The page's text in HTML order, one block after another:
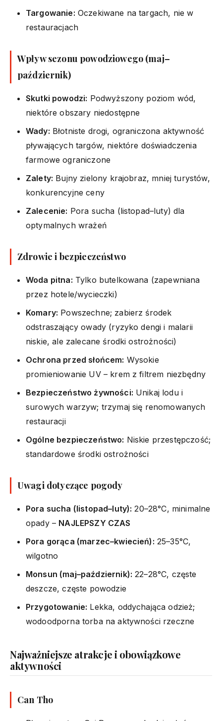
Targowanie: Oczekiwane na targach, nie w
restauracjach
Wpływ sezonu powodziowego (maj–
październik)
Skutki powodzi: Podwyższony poziom wód,
niektóre obszary niedostępne
Wady: Błotniste drogi, ograniczona aktywność
pływających targów, niektóre doświadczenia
farmowe ograniczone
Zalety: Bujny zielony krajobraz, mniej turystów,
konkurencyjne ceny
Zalecenie: Pora sucha (listopad–luty) dla
optymalnych wrażeń
Zdrowie i bezpieczeństwo
Woda pitna: Tylko butelkowana (zapewniana
przez hotele/wycieczki)
Komary: Powszechne; zabierz środek
odstraszający owady (ryzyko dengi i malarii
niskie, ale zalecane środki ostrożności)
Ochrona przed słońcem: Wysokie
promieniowanie UV – krem z filtrem niezbędny
Bezpieczeństwo żywności: Unikaj lodu i
surowych warzyw; trzymaj się renomowanych
restauracji
Ogólne bezpieczeństwo: Niskie przestępczość;
standardowe środki ostrożności
Uwagi dotyczące pogody
Pora sucha (listopad–luty): 20–28°C, minimalne
opady – NAJLEPSZY CZAS
Pora gorąca (marzec–kwiecień): 25–35°C,
wilgotno
Monsun (maj–październik): 22–28°C, częste
deszcze, częste powodzie
Przygotowanie: Lekka, oddychająca odzież;
wodoodporna torba na aktywności rzeczne
Najważniejsze atrakcje i obowiązkowe
aktywności
Can Tho